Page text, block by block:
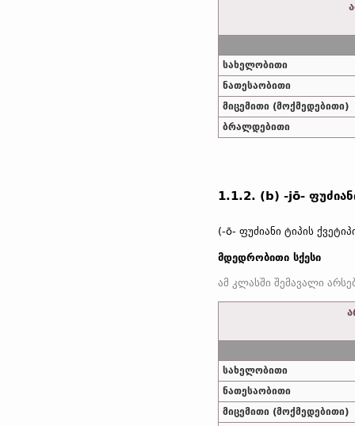
სახელობითი
ნათესაობითი
მიცემითი (მოქმედებითი)
ბრალდებითი
1.1.2. (b) -jō-
(-ō- ფუძიანი ტიპის
მდედრობითი სქესი
სახელობითი
ნათესაობითი
მიცემითი (მოქმედებითი)